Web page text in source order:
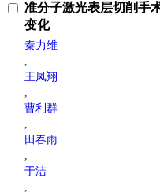
准分子激光表层切削手
变化
秦力维
,
王凤翔
,
曹利群
,
田春雨
,
于洁
,